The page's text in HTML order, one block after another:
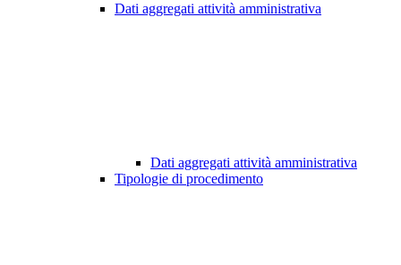
Dati aggregati attività amministrativa
Dati aggregati attività amministrativa
Tipologie di procedimento